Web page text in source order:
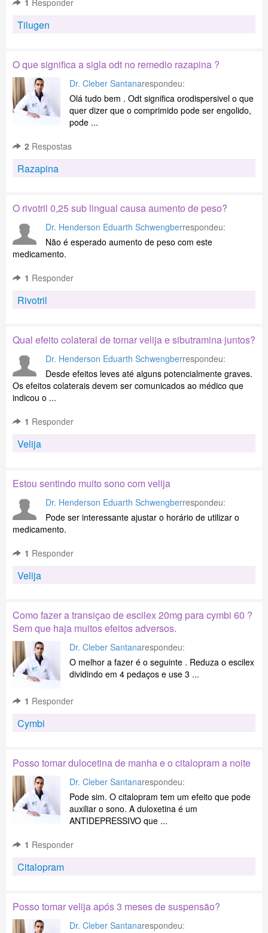
1 Responder
Tilugen
O que significa a sigla odt no remedio razapina ?
Dr. Cleber Santanarespondeu:
Olá tudo bem . Odt significa orodispersivel o que
quer dizer que o comprimido pode ser engolido,
pode ...
2 Respostas
Razapina
O rivotril 0,25 sub lingual causa aumento de peso?
Dr. Henderson Eduarth Schwengberrespondeu:
Não é esperado aumento de peso com este
medicamento.
1 Responder
Rivotril
Qual efeito colateral de tomar velija e sibutramina juntos?
Dr. Henderson Eduarth Schwengberrespondeu:
Desde efeitos leves até alguns potencialmente graves.
Os efeitos colaterais devem ser comunicados ao médico que
indicou o ...
1 Responder
Velija
Estou sentindo muito sono com velija
Dr. Henderson Eduarth Schwengberrespondeu:
Pode ser interessante ajustar o horário de utilizar o
medicamento.
1 Responder
Velija
Como fazer a transiçao de escilex 20mg para cymbi 60 ?
Sem que haja muitos efeitos adversos.
Dr. Cleber Santanarespondeu:
O melhor a fazer é o seguinte . Reduza o escilex
dividindo em 4 pedaços e use 3 ...
1 Responder
Cymbi
Posso tomar dulocetina de manha e o citalopram a noite
Dr. Cleber Santanarespondeu:
Pode sim. O citalopram tem um efeito que pode
auxiliar o sono. A duloxetina é um
ANTIDEPRESSIVO que ...
1 Responder
Citalopram
Posso tomar velija após 3 meses de suspensão?
Dr. Cleber Santanarespondeu: